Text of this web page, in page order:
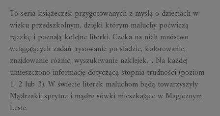
To seria książeczek przygotowanych z myślą o dzieciach w
wieku przedszkolnym, dzięki którym maluchy poćwiczą
rączkę i poznają kolejne literki. Czeka na nich mnóstwo
wciągających zadań: rysowanie po śladzie, kolorowanie,
znajdowanie różnic, wyszukiwanie naklejek… Na każdej
umieszczono informację dotyczącą stopnia trudności (poziom
1, 2 lub 3). W świecie literek maluchom będą towarzyszyły
Mądrzaki, sprytne i mądre sówki mieszkające w Magicznym
Lesie.